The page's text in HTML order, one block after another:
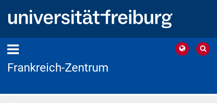
Frankreich-Zentrum